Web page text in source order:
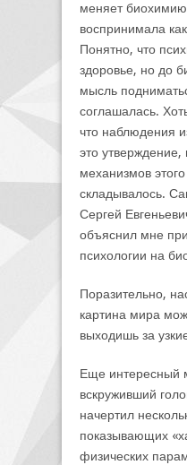
меняет биохимию
воспринимала
Понятно, что
здоровье, но до
мысль
соглашалась.
что наблюдения
это
механизмов
складывалось.
Сергей
объяснил мне
психологии на
Поразительно,
картина мира
выходишь за
Еще интересный
вскруживший
начертил
показывающих
физических